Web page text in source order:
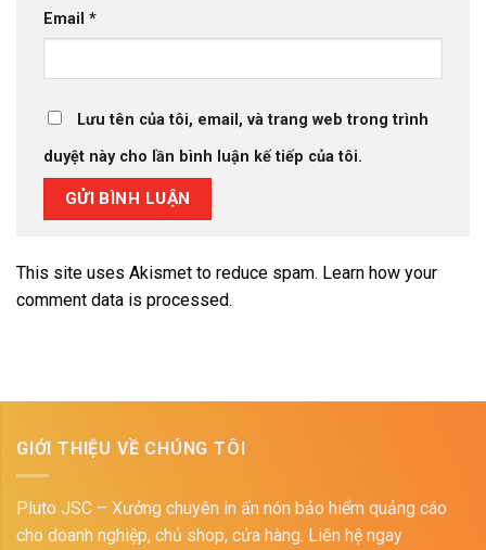
Email *
Lưu tên của tôi, email, và trang web trong trình
duyệt này cho lần bình luận kế tiếp của tôi.
This site uses Akismet to reduce spam. Learn how your
comment data is processed.
GIỚI THIỆU VỀ CHÚNG TÔI
Pluto JSC – Xưởng chuyên in ấn nón bảo hiểm quảng cáo
cho doanh nghiệp, chủ shop, cửa hàng. Liên hệ ngay